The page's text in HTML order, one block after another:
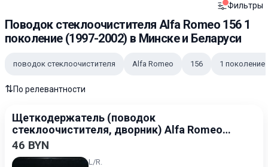
Фильтры
Поводок стеклоочистителя Alfa Romeo 156 1
поколение (1997-2002) в Минске и Беларуси
поводок стеклоочистителя Alfa Romeo 156 1 поколение
⇅По релевантности
Щеткодержатель (поводок
стеклоочистителя, дворник) Alfa Romeo
156 932 1997-2002
46 BYN
L/R.